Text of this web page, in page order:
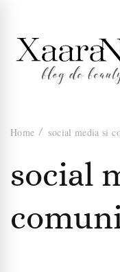
Home social media si
social